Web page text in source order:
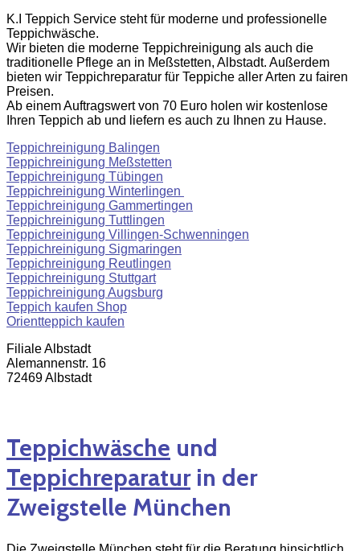
K.I Teppich Service steht für moderne und professionelle
Teppichwäsche.
Wir bieten die moderne Teppichreinigung als auch die
traditionelle Pflege an in Meßstetten, Albstadt. Außerdem
bieten wir Teppichreparatur für Teppiche aller Arten zu fairen
Preisen.
Ab einem Auftragswert von 70 Euro holen wir kostenlose
Ihren Teppich ab und liefern es auch zu Ihnen zu Hause.
Teppichreinigung Balingen
Teppichreinigung Meßstetten
Teppichreinigung Tübingen
Teppichreinigung Winterlingen
Teppichreinigung Gammertingen
Teppichreinigung Tuttlingen
Teppichreinigung Villingen-Schwenningen
Teppichreinigung Sigmaringen
Teppichreinigung Reutlingen
Teppichreinigung Stuttgart
Teppichreinigung Augsburg
Teppich kaufen Shop
Orientteppich kaufen
Filiale Albstadt
Alemannenstr. 16
72469 Albstadt
Teppichwäsche und
Teppichreparaturin der
Zweigstelle München